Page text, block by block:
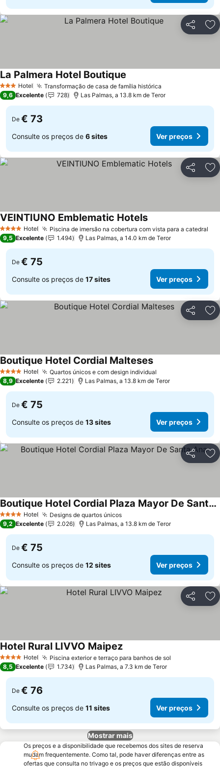
Partilhar
3 EstrelasHotel Transformação de casa de família histórica
La Palmera Hotel Boutique
9,6 Excelente 728 Las Palmas, a 13.8 km de Teror
De € 73
Consulte os preços de 6 sites Ver preços
Partilhar
4 EstrelasHotel Piscina de imersão na cobertura com vista para a catedral
VEINTIUNO Emblematic Hotels
9,5 Excelente 1.494 Las Palmas, a 14.0 km de Teror
De € 75
Consulte os preços de 17 sites Ver preços
Partilhar
4 EstrelasHotel Quartos únicos e com design individual
Boutique Hotel Cordial Malteses
8,9 Excelente 2.221 Las Palmas, a 13.8 km de Teror
De € 75
Consulte os preços de 13 sites Ver preços
Partilhar
4 EstrelasHotel Designs de quartos únicos
Boutique Hotel Cordial Plaza Mayor De Santa Ana
9,2 Excelente 2.026 Las Palmas, a 13.8 km de Teror
De € 75
Consulte os preços de 12 sites Ver preços
Partilhar
4 EstrelasHotel Piscina exterior e terraço para banhos de sol
Hotel Rural LIVVO Maipez
8,5 Excelente 1.734 Las Palmas, a 7.3 km de Teror
De € 76
Consulte os preços de 11 sites Ver preços
Mostrar mais
Os preços e a disponibilidade que recebemos dos sites de reserva
mudam frequentemente. Como tal, pode haver diferenças entre as
ofertas que consulta no trivago e os preços que estão disponíveis